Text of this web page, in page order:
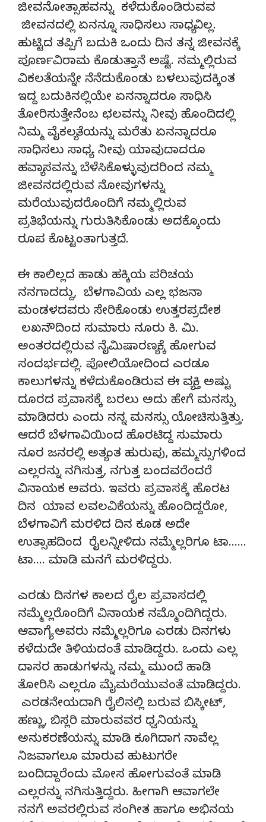
ಜೀವನೋತ್ಸಾಹವನ್ನು ಕಳೆದುಕೊಂಡಿರುವವ
ಜೀವನದಲ್ಲಿ ಏನನ್ನೂ ಸಾಧಿಸಲು ಸಾಧ್ಯವಿಲ್ಲ.
ಹುಟ್ಟಿದ ತಪ್ಪಿಗೆ ಬದುಕಿ ಒಂದು ದಿನ ತನ್ನ ಜೀವನಕ್ಕೆ
ಪೂರ್ಣವಿರಾಮ ಕೊಡುತ್ತಾನೆ ಅಷ್ಟೆ. ನಮ್ಮಲ್ಲಿರುವ
ವಿಕಲತೆಯನ್ನೇ ನೆನೆದುಕೊಂಡು ಬಳಲುವುದಕ್ಕಿಂತ
ಇದ್ದ ಬದುಕಿನಲ್ಲಿಯೇ ಏನನ್ನಾದರೂ ಸಾಧಿಸಿ
ತೋರಿಸುತ್ತೇನೆಂಬ ಛಲವನ್ನು ನೀವು ಹೊಂದಿದಲ್ಲಿ
ನಿಮ್ಮ ವೈಕಲ್ಯತೆಯನ್ನು ಮರೆತು ಏನನ್ನಾದರೂ
ಸಾಧಿಸಲು ಸಾಧ್ಯ. ನೀವು ಯಾವುದಾದರೂ
ಹವ್ಯಾಸವನ್ನು ಬೆಳೆಸಿಕೊಳ್ಳುವುದರಿಂದ ನಮ್ಮ
ಜೀವನದಲ್ಲಿರುವ ನೋವುಗಳನ್ನು
ಮರೆಯುವುದರೊಂದಿಗೆ ನಮ್ಮಲ್ಲಿರುವ
ಪ್ರತಿಭೆಯನ್ನು ಗುರುತಿಸಿಕೊಂಡು ಅದಕ್ಕೊಂದು
ರೂಪ ಕೊಟ್ಟಂತಾಗುತ್ತದೆ.
ಈ ಕಾಲಿಲ್ಲದ ಹಾಡು ಹಕ್ಕಿಯ ಪರಿಚಯ
ನನಗಾದದ್ದು, ಬೆಳಗಾವಿಯ ಎಲ್ಲ ಭಜನಾ
ಮಂಡಳದವರು ಸೇರಿಕೊಂಡು ಉತ್ತರಪ್ರದೇಶ
ಲಖನೌದಿಂದ ಸುಮಾರು ನೂರು ಕಿ. ಮಿ.
ಅಂತರದಲ್ಲಿರುವ ನೈಮಿಷಾರಣ್ಯಕ್ಕೆ ಹೋಗುವ
ಸಂದರ್ಭದಲ್ಲಿ. ಪೋಲಿಯೋದಿಂದ ಎರಡೂ
ಕಾಲುಗಳನ್ನು ಕಳೆದುಕೊಂಡಿರುವ ಈ ವ್ಯಕ್ತಿ ಅಷ್ಟು
ದೂರದ ಪ್ರವಾಸಕ್ಕೆ ಬರಲು ಅದು ಹೇಗೆ ಮನಸ್ಸು
ಮಾಡಿದರು ಎಂದು ನನ್ನ ಮನಸ್ಸು ಯೋಚಿಸುತ್ತಿತ್ತು.
ಆದರೆ ಬೆಳಗಾವಿಯಿಂದ ಹೊರಟಿದ್ದ ಸುಮಾರು
ನೂರ ಜನರಲ್ಲಿ ಅತ್ಯಂತ ಹುರುಪು, ಹಮ್ಮಸ್ಸುಗಳಿಂದ
ಎಲ್ಲರನ್ನು ನಗಿಸುತ್ತ, ನಗುತ್ತ ಬಂದವರೆಂದರೆ
ವಿನಾಯಕ ಅವರು. ಇವರು ಪ್ರವಾಸಕ್ಕೆ ಹೊರಟ
ದಿನ ಯಾವ ಲವಲವಿಕೆಯನ್ನು ಹೊಂದಿದ್ದರೋ,
ಬೆಳಗಾವಿಗೆ ಮರಳಿದ ದಿನ ಕೂಡ ಅದೇ
ಉತ್ಸಾಹದಿಂದ ರೈಲನ್ನೀಳಿದು ನಮ್ಮೆಲ್ಲರಿಗೂ ಟಾ……
ಟಾ…. ಮಾಡಿ ಮನಗೆ ಮರಳಿದ್ದರು.
ಎರಡು ದಿನಗಳ ಕಾಲದ ರೈಲ ಪ್ರವಾಸದಲ್ಲಿ
ನಮ್ಮೆಲ್ಲರೊಂದಿಗೆ ವಿನಾಯಕ ನಮ್ಮೊಂದಿಗಿದ್ದರು.
ಆವಾಗ್ಯೆ ಅವರು ನಮ್ಮೆಲ್ಲರಿಗೂ ಎರಡು ದಿನಗಳು
ಕಳೆದುದೇ ತಿಳಿಯದಂತೆ ಮಾಡಿದ್ದರು. ಒಂದು ಎಲ್ಲ
ದಾಸರ ಹಾಡುಗಳನ್ನು ನಮ್ಮ ಮುಂದೆ ಹಾಡಿ
ತೋರಿಸಿ ಎಲ್ಲರೂ ಮೈಮರೆಯುವಂತೆ ಮಾಡಿದ್ದರು.
ಎರಡನೇಯದಾಗಿ ರೈಲಿನಲ್ಲಿ ಬರುವ ಬಿಸ್ಕೀಟ್,
ಹಣ್ಣು, ಬಿಸ್ಲರಿ ಮಾರುವವರ ಧ್ವನಿಯನ್ನು
ಅನುಕರಣೆಯನ್ನು ಮಾಡಿ ಕೂಗಿದಾಗ ನಾವೆಲ್ಲ
ನಿಜವಾಗಲೂ ಮಾರುವ ಹುಟುಗರೇ
ಬಂದಿದ್ದಾರೆಂದು ಮೋಸ ಹೋಗುವಂತೆ ಮಾಡಿ
ಎಲ್ಲರನ್ನು ನಗಿಸುತ್ತಿದ್ದರು. ಹೀಗಾಗಿ ಆವಾಗಲೇ
ನನಗೆ ಅವರಲ್ಲಿರುವ ಸಂಗೀತ ಹಾಗೂ ಅಭಿನಯ